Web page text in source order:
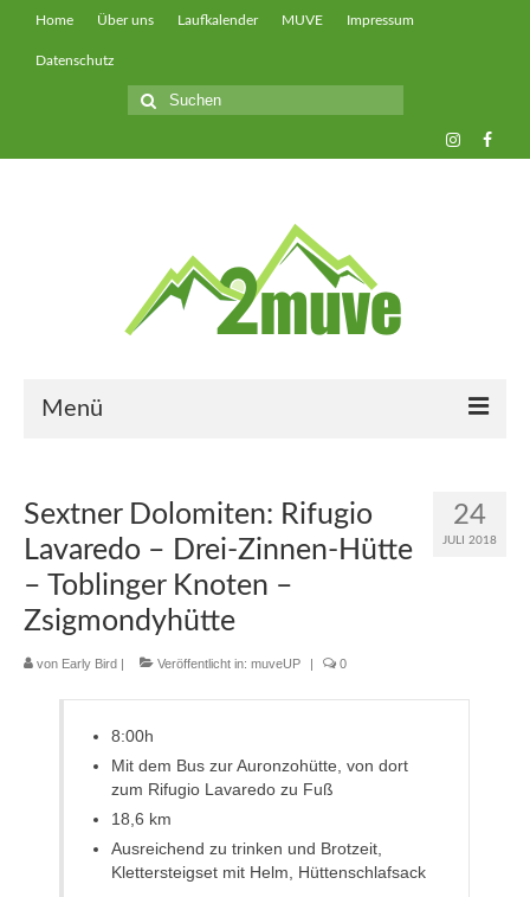
Home Über uns Laufkalender MUVE Impressum
Datenschutz
Suche
nach:
Menü
muveFAST
muveAWAY
muveLIVELY
muveBOLDLY
24
JULI 2018
Sextner Dolomiten: Rifugio
Lavaredo – Drei-Zinnen-Hütte
– Toblinger Knoten –
Zsigmondyhütte
von Early Bird Veröffentlicht in: muveUP 0
8:00h
Mit dem Bus zur Auronzohütte, von dort
zum Rifugio Lavaredo zu Fuß
18,6 km
Ausreichend zu trinken und Brotzeit,
Klettersteigset mit Helm, Hüttenschlafsack